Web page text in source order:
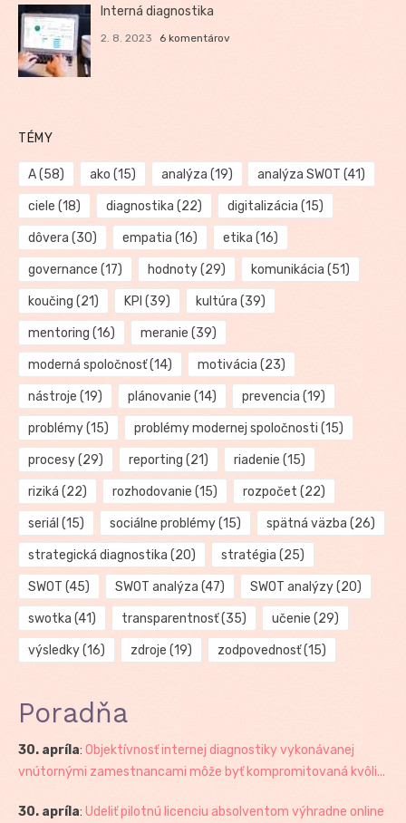
Interná diagnostika
2. 8. 2023 6 komentárov
TÉMY
A(58) ako (15) analýza (19) analýza SWOT (41)
ciele (18) diagnostika (22) digitalizácia (15)
dôvera (30) empatia (16) etika (16)
governance (17) hodnoty(29) komunikácia (51)
koučing (21) KPI (39) kultúra (39)
mentoring (16) meranie (39)
moderná spoločnosť(14) motivácia (23)
nástroje (19) plánovanie (14) prevencia (19)
problémy(15) problémy modernej spoločnosti (15)
procesy(29) reporting (21) riadenie (15)
riziká (22) rozhodovanie (15) rozpočet (22)
seriál (15) sociálne problémy(15) spätná väzba (26)
strategická diagnostika (20) stratégia (25)
SWOT (45) SWOT analýza (47) SWOT analýzy(20)
swotka (41) transparentnosť(35) učenie (29)
výsledky(16) zdroje (19) zodpovednosť(15)
Poradňa
30. apríla: Objektívnosť internej diagnostiky vykonávanej
vnútornými zamestnancami môže byť kompromitovaná kvôli...
30. apríla: Udeliť pilotnú licenciu absolventom výhradne online